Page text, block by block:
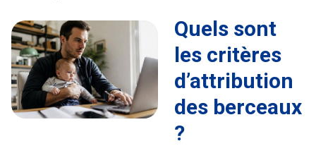
Quels sont
les critères
d’attribution
des berceaux
?